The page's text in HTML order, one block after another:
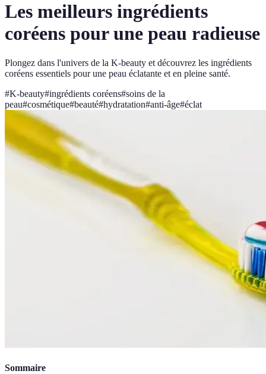
Les meilleurs ingrédients
coréens pour une peau radieuse
Plongez dans l'univers de la K-beauty et découvrez les ingrédients
coréens essentiels pour une peau éclatante et en pleine santé.
#K-beauty#ingrédients coréens#soins de la
peau#cosmétique#beauté#hydratation#anti-âge#éclat
Sommaire